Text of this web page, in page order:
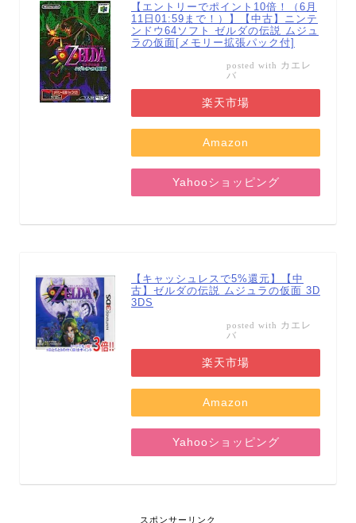
【エントリーでポイント10倍！（6月
11日01:59まで！）】【中古】ニンテ
ンドウ64ソフト ゼルダの伝説 ムジュ
ラの仮面[メモリー拡張パック付]
posted with カエレ
バ
楽天市場
Amazon
Yahooショッピング
【キャッシュレスで5%還元】【中
古】ゼルダの伝説 ムジュラの仮面 3D
3DS
posted with カエレ
バ
楽天市場
Amazon
Yahooショッピング
スポンサーリンク